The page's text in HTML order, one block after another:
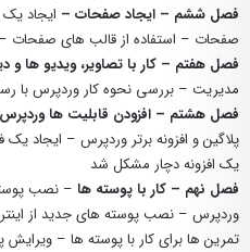
فصل ششم – ایجاد صفحات – ایجاد
صفحات – استفاده از قالب های صفحات
فصل هفتم – کار با تصاویر، ویدیو ها و
مدیریت – بررسی نحوه کار وردپرس با
فصل هشتم – افزودن قابلیت ها وردپرس
پلاگین و افزونه برتر وردپرس – ایجاد
یک افزونه دچار مشکل شد
فصل نهم – کار با پوسته ها – نصب
وردپرس – نصب پوسته های جدید از
تمرین ها برای کار با پوسته ها –